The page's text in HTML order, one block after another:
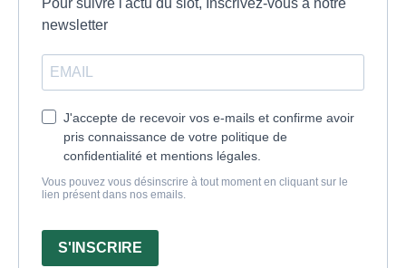
newsletter
J'accepte de recevoir vos e-mails et confirme avoir
pris connaissance de votre politique de
confidentialité et mentions légales.
Vous pouvez vous désinscrire à tout moment en cliquant sur le
lien présent dans nos emails.
S'INSCRIRE